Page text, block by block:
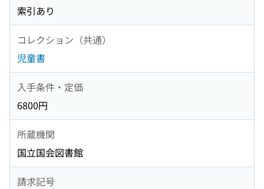
索引あり
コレクション（共通）
児童書
入手条件・定価
6800円
所蔵機関
国立国会図書館
請求記号